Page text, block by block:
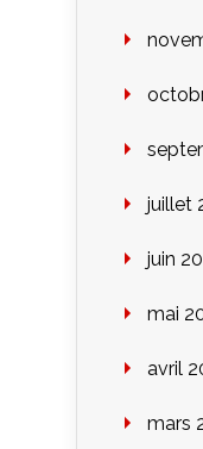
juillet
juin
mai
avril
mars